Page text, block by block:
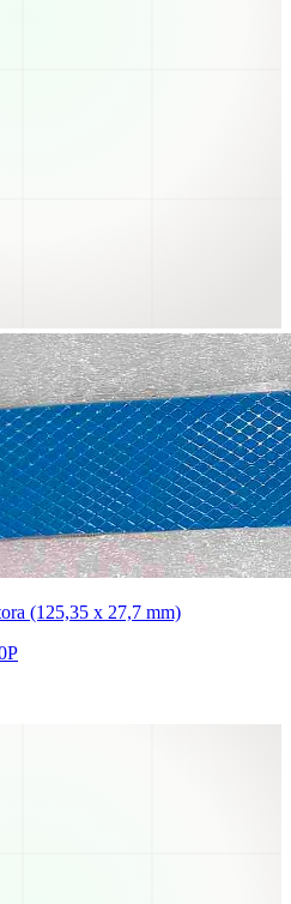
(125,35 x 27,7 mm)